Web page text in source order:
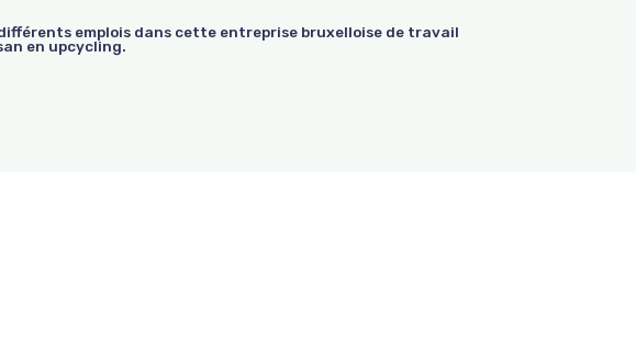
emplois dans cette entreprise bruxelloise de travail
en upcycling.